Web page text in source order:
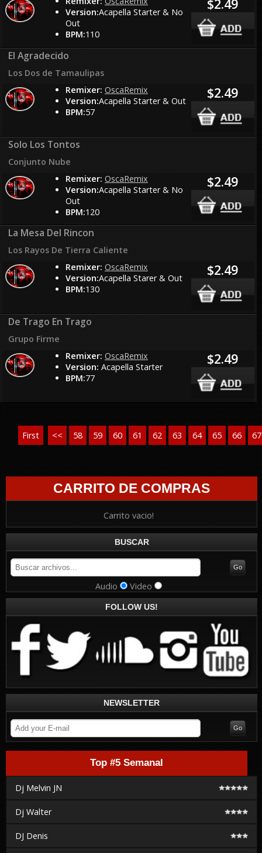
Version:Acapella Starter & No
Out
BPM:110
$2.49
El Agradecido
Los Dos de Tamaulipas
Remixer: OscaRemix
Version:Acapella Starter & Out
BPM:57
$2.49
Solo Los Tontos
Conjunto Nube
Remixer: OscaRemix
Version:Acapella Starter & No
Out
BPM:120
$2.49
La Mesa Del Rincon
Los Rayos De Tierra Caliente
Remixer: OscaRemix
Version:Acapella Starer & Out
BPM:130
$2.49
De Trago En Trago
Grupo Firme
Remixer: OscaRemix
Version: Acapella Starter
BPM:77
$2.49
First << 58 59 60 61 62 63 64 65 66 67
CARRITO DE COMPRAS
Carrito vacio!
BUSCAR
Audio Video
FOLLOW US!
NEWSLETTER
Top #5 Semanal
Dj Melvin JN
Dj Walter
DJ Denis